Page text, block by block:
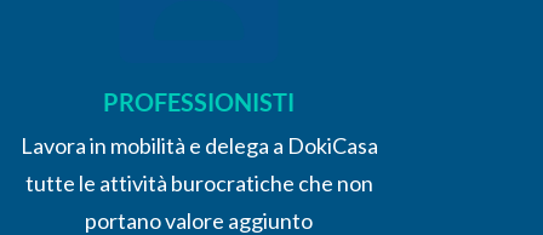
PROFESSIONISTI
Lavora in mobilità e delega a DokiCasa
tutte le attività burocratiche che non
portano valore aggiunto